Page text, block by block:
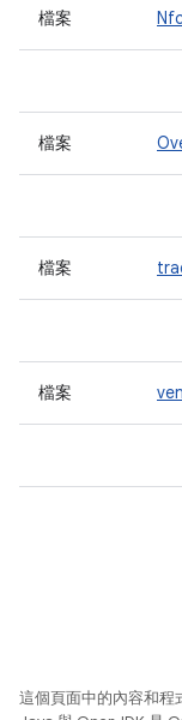
檔案
檔案
檔案
檔案
這個頁面中的內容和程